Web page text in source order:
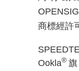
商標經許
Ookla®